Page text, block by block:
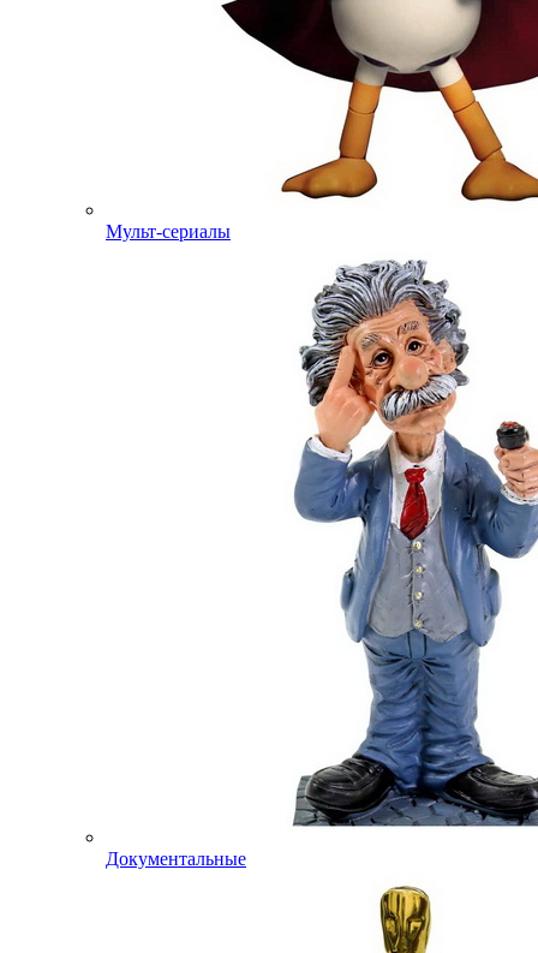
Мульт-сериалы
Документальные